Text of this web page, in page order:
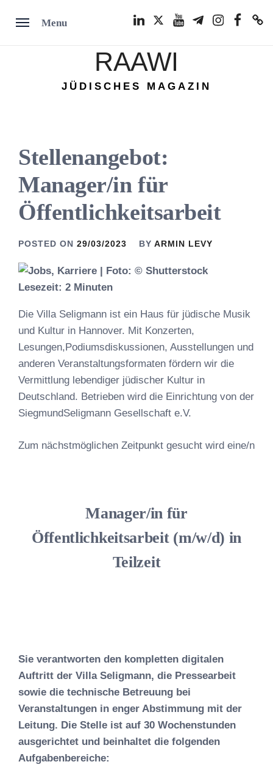
Menu
RAAWI
JÜDISCHES MAGAZIN
Stellenangebot:
Manager/in für
Öffentlichkeitsarbeit
POSTED ON 29/03/2023 BY ARMIN LEVY
Lesezeit: 2 Minuten
Die Villa Seligmann ist ein Haus für jüdische Musik
und Kultur in Hannover. Mit Konzerten,
Lesungen,Podiumsdiskussionen, Ausstellungen und
anderen Veranstaltungsformaten fördern wir die
Vermittlung lebendiger jüdischer Kultur in
Deutschland. Betrieben wird die Einrichtung von der
SiegmundSeligmann Gesellschaft e.V.
Zum nächstmöglichen Zeitpunkt gesucht wird eine/n
Manager/in für
Öffentlichkeitsarbeit (m/w/d) in
Teilzeit
Sie verantworten den kompletten digitalen
Auftritt der Villa Seligmann, die Pressearbeit
sowie die technische Betreuung bei
Veranstaltungen in enger Abstimmung mit der
Leitung. Die Stelle ist auf 30 Wochenstunden
ausgerichtet und beinhaltet die folgenden
Aufgabenbereiche: